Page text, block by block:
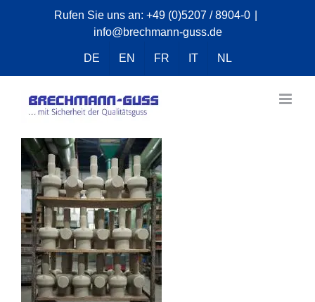
Rufen Sie uns an: +49 (0)5207 / 8904-0
info@brechmann-guss.de
DE EN FR IT NL